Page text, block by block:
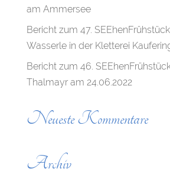
am Ammersee
Bericht zum 47.
Wasserle in der Kletterei
Bericht zum 46.
Thalmayr am 24.06.2022
Neueste Kommentare
Archiv